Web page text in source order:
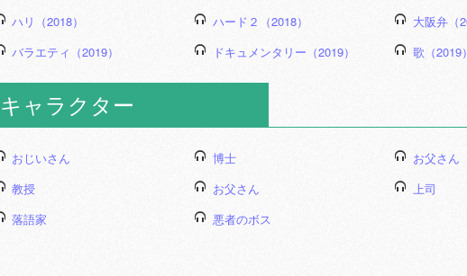
ハリ（2018）
ハード２（2018）
大阪弁（
バラエティ（2019）
ドキュメンタリー（2019） 歌（2019）
キャラクター
おじいさん 博士
お父さん
教授
お父さん
上司
落語家
悪者のボス